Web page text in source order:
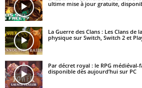
ultime mise à jour gratuite,
La Guerre des Clans : Les Clans
physique sur Switch, Switch 2 et
Par décret royal : le RPG
disponible dès aujourd’hui sur PC